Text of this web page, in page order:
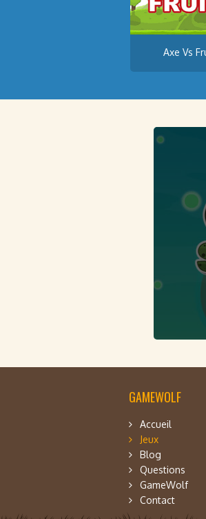
Axe Vs
GAMEWOLF
Accueil
Jeux
Blog
Questions
GameWolf
Contact